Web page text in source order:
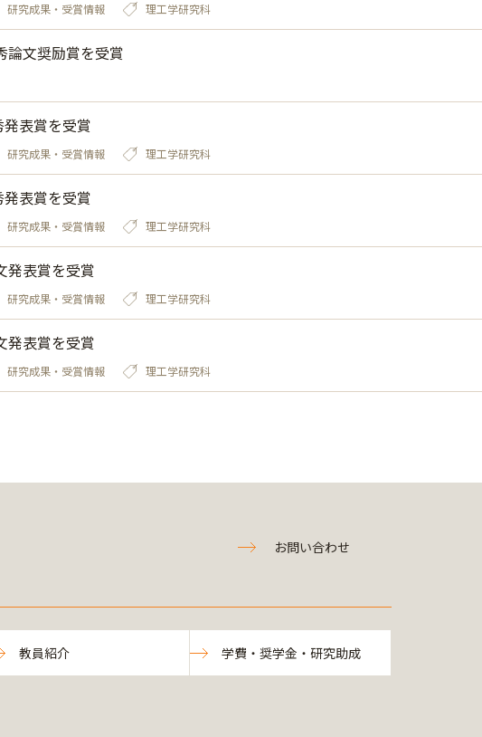
研究成果・受賞情報 理工学研究科
論文奨励賞を受賞
表賞を受賞
研究成果・受賞情報 理工学研究科
表賞を受賞
研究成果・受賞情報 理工学研究科
発表賞を受賞
研究成果・受賞情報 理工学研究科
発表賞を受賞
研究成果・受賞情報 理工学研究科
お問い合わせ
教員紹介 学費・奨学金・研究助成